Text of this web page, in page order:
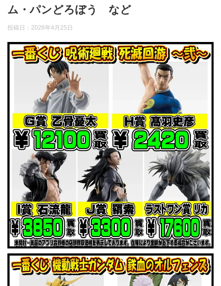
ム・パンどろぼう など
投稿日： 2026年4月25日